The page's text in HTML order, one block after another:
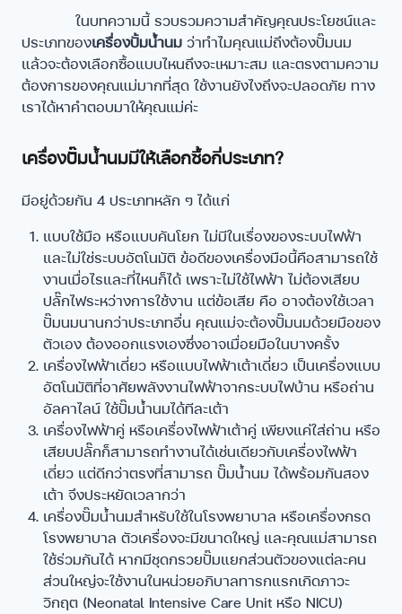
ในบทความนี้ รวบรวมความสำคัญคุณประโยชน์และ
ประเภทของเครื่องปั้มน้ำนม ว่าทำไมคุณแม่ถึงต้องปั๊มนม
แล้วจะต้องเลือกซื้อแบบไหนถึงจะเหมาะสม และตรงตามความ
ต้องการของคุณแม่มากที่สุด ใช้งานยังไงถึงจะปลอดภัย ทาง
เราได้หาคำตอบมาให้คุณแม่ค่ะ
เครื่องปั๊มน้ำนมมีให้เลือกซื้อกี่ประเภท?
มีอยู่ด้วยกัน 4 ประเภทหลัก ๆ ได้แก่
แบบใช้มือ หรือแบบคันโยก ไม่มีในเรื่องของระบบไฟฟ้า
และไม่ใช่ระบบอัตโนมัติ ข้อดีของเครื่องมือนี้คือสามารถใช้
งานเมื่อไรและที่ไหนก็ได้ เพราะไม่ใช้ไฟฟ้า ไม่ต้องเสียบ
ปลั๊กไฟระหว่างการใช้งาน แต่ข้อเสีย คือ อาจต้องใช้เวลา
ปั๊มนมนานกว่าประเภทอื่น คุณแม่จะต้องปั๊มนมด้วยมือของ
ตัวเอง ต้องออกแรงเองซึ่งอาจเมื่อยมือในบางครั้ง
เครื่องไฟฟ้าเดี่ยว หรือแบบไฟฟ้าเต้าเดี่ยว เป็นเครื่องแบบ
อัตโนมัติที่อาศัยพลังงานไฟฟ้าจากระบบไฟบ้าน หรือถ่าน
อัลคาไลน์ ใช้ปั๊มน้ำนมได้ทีละเต้า
เครื่องไฟฟ้าคู่ หรือเครื่องไฟฟ้าเต้าคู่ เพียงแค่ใส่ถ่าน หรือ
เสียบปลั๊กก็สามารถทำงานได้เช่นเดียวกับเครื่องไฟฟ้า
เดี่ยว แต่ดีกว่าตรงที่สามารถ ปั๊มน้ำนม ได้พร้อมกันสอง
เต้า จึงประหยัดเวลากว่า
เครื่องปั๊มน้ำนมสำหรับใช้ในโรงพยาบาล หรือเครื่องกรด
โรงพยาบาล ตัวเครื่องจะมีขนาดใหญ่ และคุณแม่สามารถ
ใช้ร่วมกันได้ หากมีชุดกรวยปั๊มแยกส่วนตัวของแต่ละคน
ส่วนใหญ่จะใช้งานในหน่วยอภิบาลทารกแรกเกิดภาวะ
วิกฤต (Neonatal Intensive Care Unit หรือ NICU)